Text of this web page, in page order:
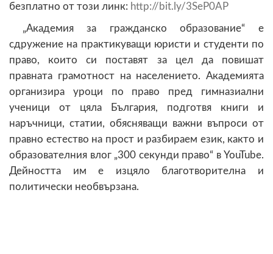
безплатно от този линк: http://bit.ly/3SeP0AP
„Академия за гражданско образование“ е
сдружение на практикуващи юристи и студенти по
право, които си поставят за цел да повишат
правната грамотност на населението. Академията
организира уроци по право пред гимназиални
ученици от цяла България, подготвя книги и
наръчници, статии, обясняващи важни въпроси от
правно естество на прост и разбираем език, както и
образователния влог „300 секунди право“ в YouTube.
Дейността им е изцяло благотворителна и
политически необвързана.